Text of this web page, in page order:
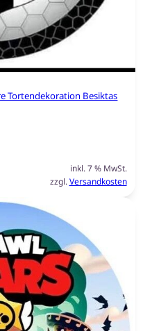
Tortendekoration Besiktas
inkl. 7 % MwSt.
zzgl.Versandkosten